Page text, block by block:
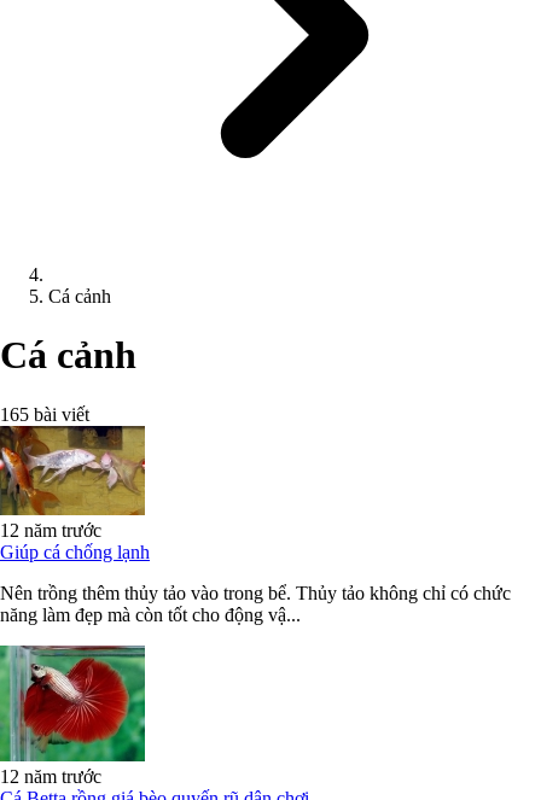
Cá cảnh
Cá cảnh
165 bài viết
12 năm trước
Giúp cá chống lạnh
Nên trồng thêm thủy tảo vào trong bể. Thủy tảo không chỉ có chức
năng làm đẹp mà còn tốt cho động vậ...
12 năm trước